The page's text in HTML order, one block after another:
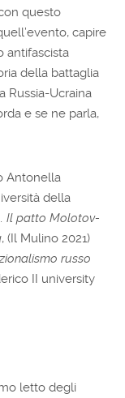
questo
capire
antifascista
della battaglia
Russia-Ucraina
e se ne parla,
Antonella
della
Il patto Molotov-
, (Il Mulino 2021)
russo
II university
letto degli